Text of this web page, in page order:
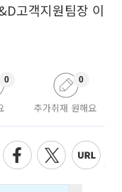
고객지원팀장 이
0
추가취재 원해요
0